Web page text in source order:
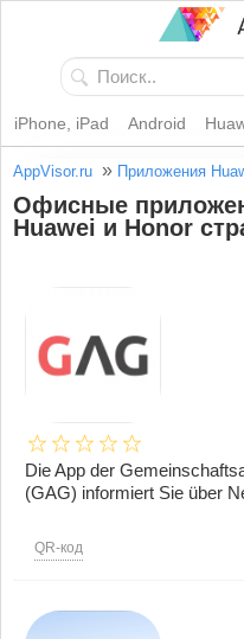
iPhone, iPad Android
AppVisor.ru » Приложения
Офисные
Huawei и Honor
Die App der
(GAG) informiert Sie über
QR-код